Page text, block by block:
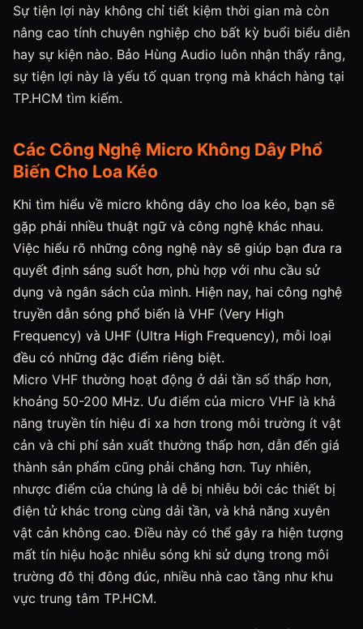
Sự tiện lợi này không chỉ tiết kiệm thời gian mà còn
nâng cao tính chuyên nghiệp cho bất kỳ buổi biểu diễn
hay sự kiện nào. Bảo Hùng Audio luôn nhận thấy rằng,
sự tiện lợi này là yếu tố quan trọng mà khách hàng tại
TP.HCM tìm kiếm.
Các Công Nghệ Micro Không Dây Phổ
Biến Cho Loa Kéo
Khi tìm hiểu về micro không dây cho loa kéo, bạn sẽ
gặp phải nhiều thuật ngữ và công nghệ khác nhau.
Việc hiểu rõ những công nghệ này sẽ giúp bạn đưa ra
quyết định sáng suốt hơn, phù hợp với nhu cầu sử
dụng và ngân sách của mình. Hiện nay, hai công nghệ
truyền dẫn sóng phổ biến là VHF (Very High
Frequency) và UHF (Ultra High Frequency), mỗi loại
đều có những đặc điểm riêng biệt.
Micro VHF thường hoạt động ở dải tần số thấp hơn,
khoảng 50-200 MHz. Ưu điểm của micro VHF là khả
năng truyền tín hiệu đi xa hơn trong môi trường ít vật
cản và chi phí sản xuất thường thấp hơn, dẫn đến giá
thành sản phẩm cũng phải chăng hơn. Tuy nhiên,
nhược điểm của chúng là dễ bị nhiễu bởi các thiết bị
điện tử khác trong cùng dải tần, và khả năng xuyên
vật cản không cao. Điều này có thể gây ra hiện tượng
mất tín hiệu hoặc nhiễu sóng khi sử dụng trong môi
trường đô thị đông đúc, nhiều nhà cao tầng như khu
vực trung tâm TP.HCM.